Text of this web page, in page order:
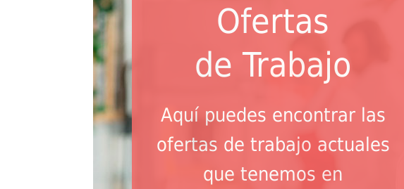
Ofertas
de Trabajo
Aquí puedes encontrar las
ofertas de trabajo actuales
que tenemos en